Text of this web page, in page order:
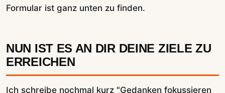
Formular ist ganz unten zu finden.
NUN IST ES AN DIR DEINE ZIELE ZU
ERREICHEN
Ich schreibe nochmal kurz "Gedanken fokussieren